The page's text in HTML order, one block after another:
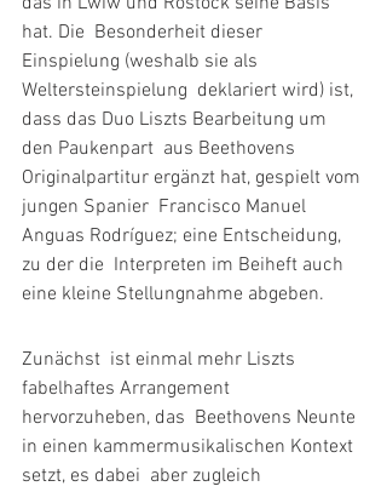
hat. Die  Besonderheit dieser
Einspielung (weshalb sie als
Weltersteinspielung  deklariert wird) ist,
dass das Duo Liszts Bearbeitung um
den Paukenpart  aus Beethovens
Originalpartitur ergänzt hat, gespielt vom
jungen Spanier  Francisco Manuel
Anguas Rodríguez; eine Entscheidung,
zu der die  Interpreten im Beiheft auch
eine kleine Stellungnahme abgeben.
Zunächst  ist einmal mehr Liszts
fabelhaftes Arrangement
hervorzuheben, das  Beethovens Neunte
in einen kammermusikalischen Kontext
setzt, es dabei  aber zugleich